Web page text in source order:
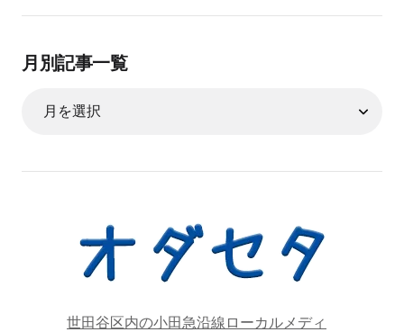
月別記事一覧
世田谷区内の小田急沿線ローカルメディ